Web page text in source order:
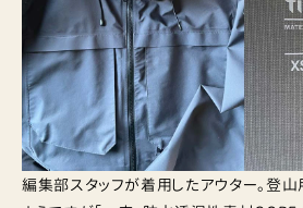
編集部スタッフが着用したアウター。登